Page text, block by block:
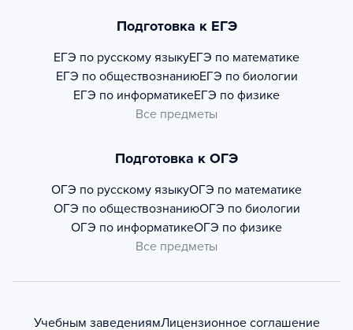
Подготовка к ЕГЭ
ЕГЭ по русскому языкуЕГЭ по математике
ЕГЭ по обществознаниюЕГЭ по биологии
ЕГЭ по информатикеЕГЭ по физике
Все предметы
Подготовка к ОГЭ
ОГЭ по русскому языкуОГЭ по математике
ОГЭ по обществознаниюОГЭ по биологии
ОГЭ по информатикеОГЭ по физике
Все предметы
Учебным заведениямЛицензионное соглашение